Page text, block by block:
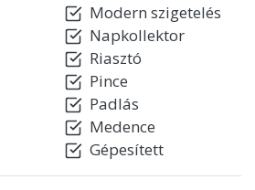
Modern szigetelés
Napkollektor
Riasztó
Pince
Padlás
Medence
Gépesített